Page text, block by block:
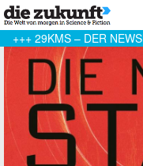
+++ 29KMS – DER